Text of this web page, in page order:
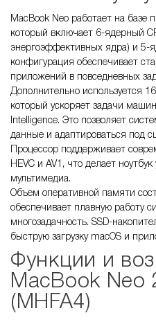
MacBook Neo работает на базе
который включает 6-ядерный
энергоэффективных ядра) и 5-
конфигурация обеспечивает
приложений в повседневных
Дополнительно используется
который ускоряет задачи
Intelligence. Это позволяет
данные и адаптироваться под
Процессор поддерживает
HEVC и AV1, что делает
мультимедиа.
Объем оперативной памяти
обеспечивает плавную работу
многозадачность. SSD-
быструю загрузку macOS и
Функции и
MacBook Neo
(MHFA4)